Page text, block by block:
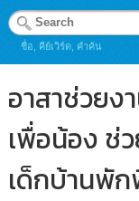
ชื่อ, คีย์เวิร์ด, คำค้น
อาสาช่วยง
เพื่อน้อง ช่
เด็กบ้านพั